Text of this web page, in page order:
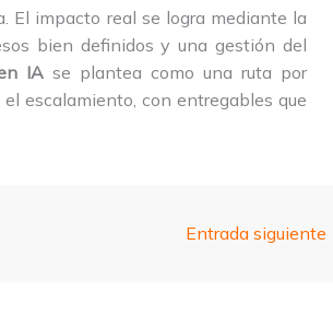
El impacto real se logra mediante la
bien definidos y una gestión del
IA se plantea como una ruta por
escalamiento, con entregables que
Entrada siguiente